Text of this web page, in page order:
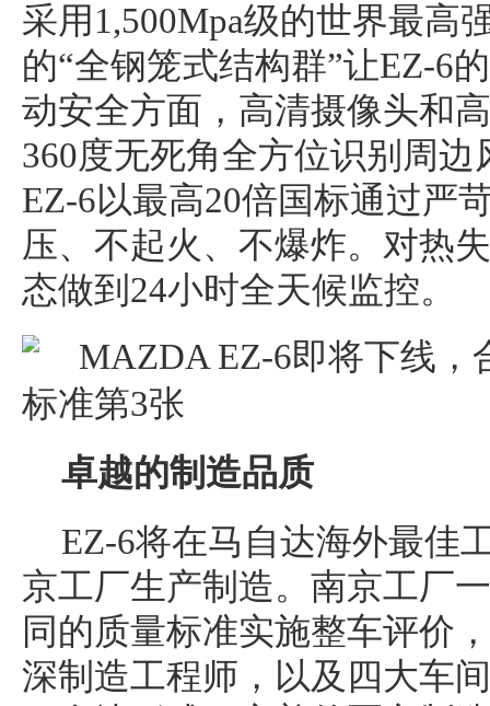
采用1,500Mpa级的世界最高
的“全钢笼式结构群”让EZ-6
动安全方面，高清摄像头和
360度无死角全方位识别周
EZ-6以最高20倍国标通过严
压、不起火、不爆炸。对热
态做到24小时全天候监控。
卓越的制造品质
EZ-6将在马自达海外最
京工厂生产制造。南京工厂
同的质量标准实施整车评价
深制造工程师，以及四大车